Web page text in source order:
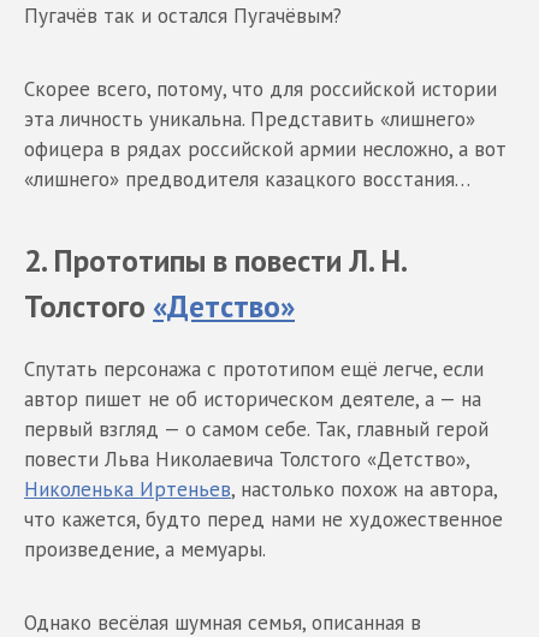
Пугачёв так и остался Пугачёвым?
Скорее всего, потому, что для российской истории
эта личность уникальна. Представить «лишнего»
офицера в рядах российской армии несложно, а вот
«лишнего» предводителя казацкого восстания…
2. Прототипы в повести Л. Н.
Толстого «Детство»
Спутать персонажа с прототипом ещё легче, если
автор пишет не об историческом деятеле, а — на
первый взгляд — о самом себе. Так, главный герой
повести Льва Николаевича Толстого «Детство»,
Николенька Иртеньев, настолько похож на автора,
что кажется, будто перед нами не художественное
произведение, а мемуары.
Однако весёлая шумная семья, описанная в